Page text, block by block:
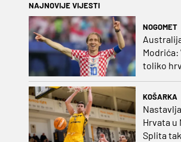
NAJNOVIJE VIJESTI
NOGOMET
toliko
KOŠARKA
Hrvata u
Splita